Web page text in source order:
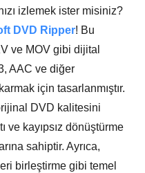
izlemek ister misiniz?
DVD Ripper! Bu
ve MOV gibi dijital
AAC ve diğer
için tasarlanmıştır.
DVD kalitesini
ve kayıpsız dönüştürme
sahiptir. Ayrıca,
birleştirme gibi temel